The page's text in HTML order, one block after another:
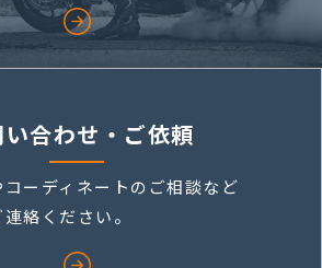
い合わせ・ご依頼
コーディネートのご相談など
絡ください。